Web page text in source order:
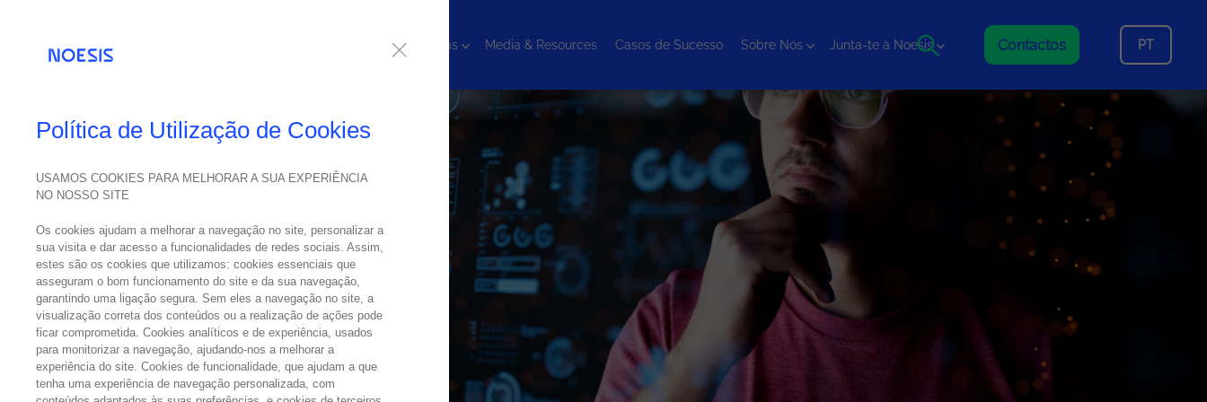
Tecnologias Media & Resources Casos de Sucesso Sobre Nós Junta-te à Noesis Contactos PT
Política de Utilização de Cookies
USAMOS COOKIES PARA MELHORAR A SUA EXPERIÊNCIA
NO NOSSO SITE
Os cookies ajudam a melhorar a navegação no site, personalizar a
sua visita e dar acesso a funcionalidades de redes sociais. Assim,
estes são os cookies que utilizamos: cookies essenciais que
asseguram o bom funcionamento do site e da sua navegação,
garantindo uma ligação segura. Sem eles a navegação no site, a
visualização correta dos conteúdos ou a realização de ações pode
ficar comprometida. Cookies analíticos e de experiência, usados
para monitorizar a navegação, ajudando-nos a melhorar a
experiência do site. Cookies de funcionalidade, que ajudam a que
tenha uma experiência de navegação personalizada, com